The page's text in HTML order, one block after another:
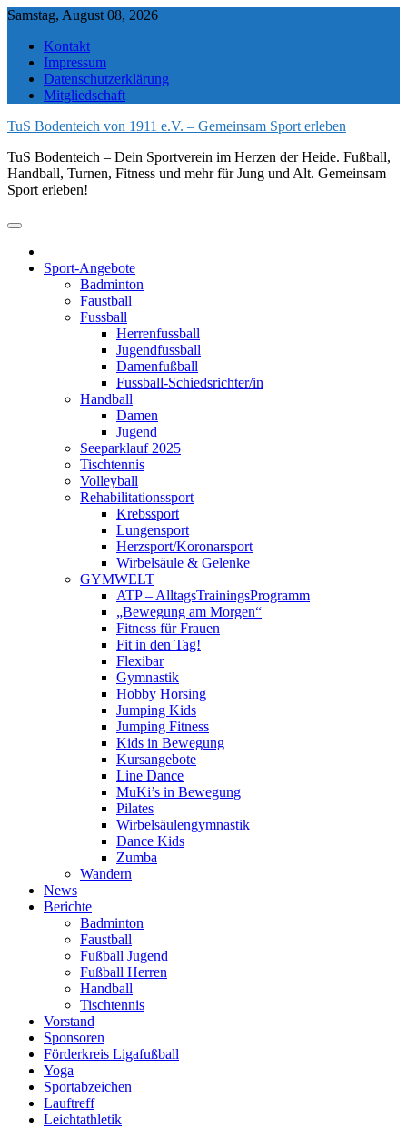
Skip
content
Samstag, August 08, 2026
Kontakt
Impressum
Datenschutzerklärung
Mitgliedschaft
TuS Bodenteich von 1911 e.V. – Gemeinsam Sport erleben
TuS Bodenteich – Dein Sportverein im Herzen der Heide. Fußball,
Handball, Turnen, Fitness und mehr für Jung und Alt. Gemeinsam
Sport erleben!
Sport-Angebote
Badminton
Faustball
Fussball
Herrenfussball
Jugendfussball
Damenfußball
Fussball-Schiedsrichter/in
Handball
Damen
Jugend
Seeparklauf 2025
Tischtennis
Volleyball
Rehabilitationssport
Krebssport
Lungensport
Herzsport/Koronarsport
Wirbelsäule & Gelenke
GYMWELT
ATP – AlltagsTrainingsProgramm
„Bewegung am Morgen“
Fitness für Frauen
Fit in den Tag!
Flexibar
Gymnastik
Hobby Horsing
Jumping Kids
Jumping Fitness
Kids in Bewegung
Kursangebote
Line Dance
MuKi’s in Bewegung
Pilates
Wirbelsäulengymnastik
Dance Kids
Zumba
Wandern
News
Berichte
Badminton
Faustball
Fußball Jugend
Fußball Herren
Handball
Tischtennis
Vorstand
Sponsoren
Förderkreis Ligafußball
Yoga
Sportabzeichen
Lauftreff
Leichtathletik